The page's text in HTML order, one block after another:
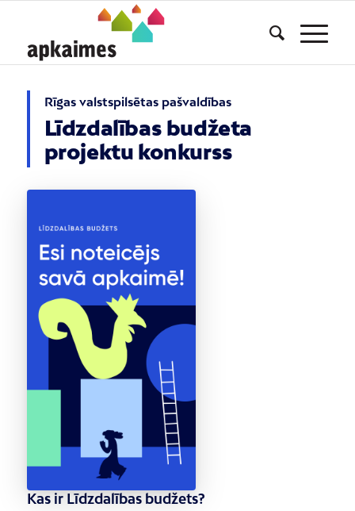
Rīgas valstspilsētas pašvaldības
Līdzdalības budžeta
projektu konkurss
Kas ir Līdzdalības budžets?